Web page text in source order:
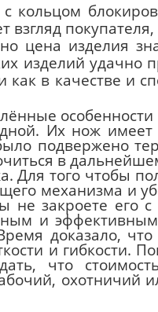
с кольцом
взгляд
цена изделия
изделий удачно
в качестве и
Их нож имеет
подвержено
в
Для того чтобы
механизма и
не закроете его
и
доказало,
и гибкости.
что
охотничий